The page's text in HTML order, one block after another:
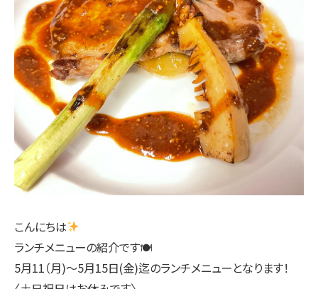
こんにちは
ランチメニューの紹介です🍽
5月11（月)〜5月15日(金)迄のランチメニューとなります！